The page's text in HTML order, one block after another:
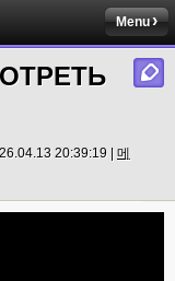
Menu
20:39:19 | 메